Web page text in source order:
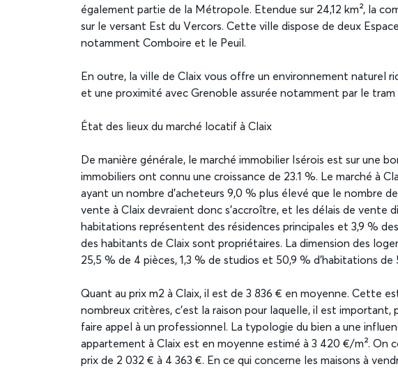
également partie de la Métropole. Etendue sur 24,12 km², la
sur le versant Est du Vercors. Cette ville dispose de deux
notamment Comboire et le Peuil.
En outre, la ville de Claix vous offre un environnement naturel
et une proximité avec Grenoble assurée notamment par le tram
État des lieux du marché locatif à Claix
De manière générale, le marché immobilier Isérois est sur une
immobiliers ont connu une croissance de 23.1 %. Le marché à
ayant un nombre d’acheteurs 9,0 % plus élevé que le nombre
vente à Claix devraient donc s’accroître, et les délais de vente
habitations représentent des résidences principales et 3,9 %
des habitants de Claix sont propriétaires. La dimension des
25,5 % de 4 pièces, 1,3 % de studios et 50,9 % d’habitations de
Quant au prix m2 à Claix, il est de 3 836 € en moyenne. Cette
nombreux critères, c’est la raison pour laquelle, il est important,
faire appel à un professionnel. La typologie du bien a une
appartement à Claix est en moyenne estimé à 3 420 €/m². On
prix de 2 032 € à 4 363 €. En ce qui concerne les maisons à